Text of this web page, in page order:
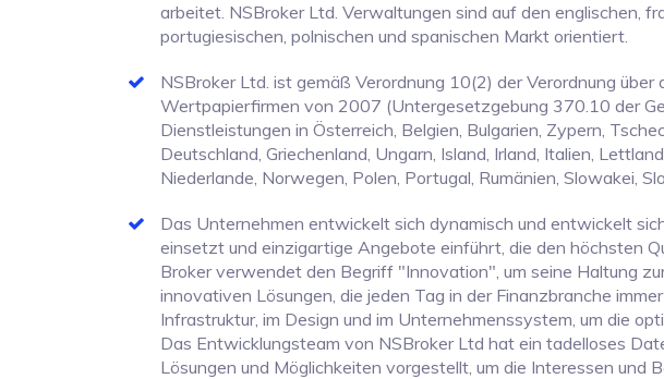
arbeitet. NSBroker Ltd. Verwaltungen sind auf den englischen,
portugiesischen, polnischen und spanischen Markt orientiert.
NSBroker Ltd. ist gemäß Verordnung 10(2) der Verordnung
Wertpapierfirmen von 2007 (Untergesetzgebung 370.10 der
Dienstleistungen in Österreich, Belgien, Bulgarien, Zypern,
Deutschland, Griechenland, Ungarn, Island, Irland, Italien,
Niederlande, Norwegen, Polen, Portugal, Rumänien, Slowakei,
Das Unternehmen entwickelt sich dynamisch und entwickelt
einsetzt und einzigartige Angebote einführt, die den höchsten
Broker verwendet den Begriff "Innovation", um seine Haltung
innovativen Lösungen, die jeden Tag in der Finanzbranche
Infrastruktur, im Design und im Unternehmenssystem, um die
Das Entwicklungsteam von NSBroker Ltd hat ein tadelloses
Lösungen und Möglichkeiten vorgestellt, um die Interessen und